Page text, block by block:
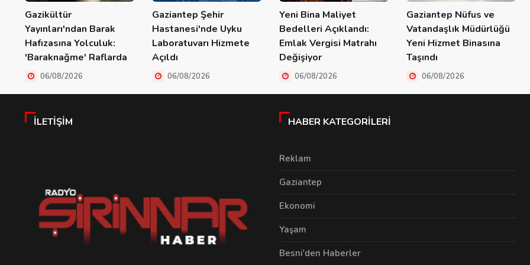
Gazikültür
Yayınları'ndan Barak
Hafızasına Yolculuk:
'Baraknağme' Raflarda
06/08/2026
Gaziantep Şehir
Hastanesi'nde Uyku
Laboratuvarı Hizmete
Açıldı
06/08/2026
Yeni Bina Maliyet
Bedelleri Açıklandı:
Emlak Vergisi Matrahı
Değişiyor
06/08/2026
Gaziantep Nüfus ve
Vatandaşlık Müdürlüğü
Yeni Hizmet Binasına
Taşındı
06/08/2026
İLETIŞIM HABER KATEGORILERI
Reklam
Gaziantep
Ekonomi
Yaşam
Besni'den Haberler